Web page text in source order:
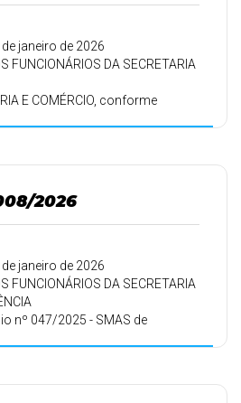
janeiro de 2026
FUNCIONÁRIOS DA SECRETARIA
E COMÉRCIO, conforme
2026
janeiro de 2026
FUNCIONÁRIOS DA SECRETARIA
nº 047/2025 - SMAS de